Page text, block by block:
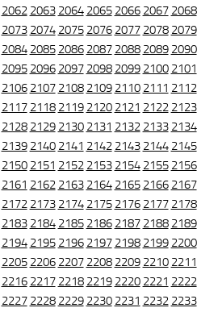
2062 2063 2064 2065 2066 2067 2068
2073 2074 2075 2076 2077 2078 2079
2084 2085 2086 2087 2088 2089 2090
2095 2096 2097 2098 2099 2100 2101
2106 2107 2108 2109 2110 2111 2112
2117 2118 2119 2120 2121 2122 2123
2128 2129 2130 2131 2132 2133 2134
2139 2140 2141 2142 2143 2144 2145
2150 2151 2152 2153 2154 2155 2156
2161 2162 2163 2164 2165 2166 2167
2172 2173 2174 2175 2176 2177 2178
2183 2184 2185 2186 2187 2188 2189
2194 2195 2196 2197 2198 2199 2200
2205 2206 2207 2208 2209 2210 2211
2216 2217 2218 2219 2220 2221 2222
2227 2228 2229 2230 2231 2232 2233